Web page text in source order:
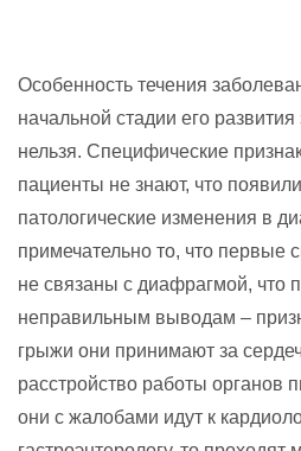
Особенность течения
начальной стадии его
нельзя. Специфические
пациенты не знают, что
патологические изменения в
примечательно то, что первые
не связаны с диафрагмой, что
неправильным выводам –
грыжи они принимают за
расстройство работы органов
они с жалобами идут к